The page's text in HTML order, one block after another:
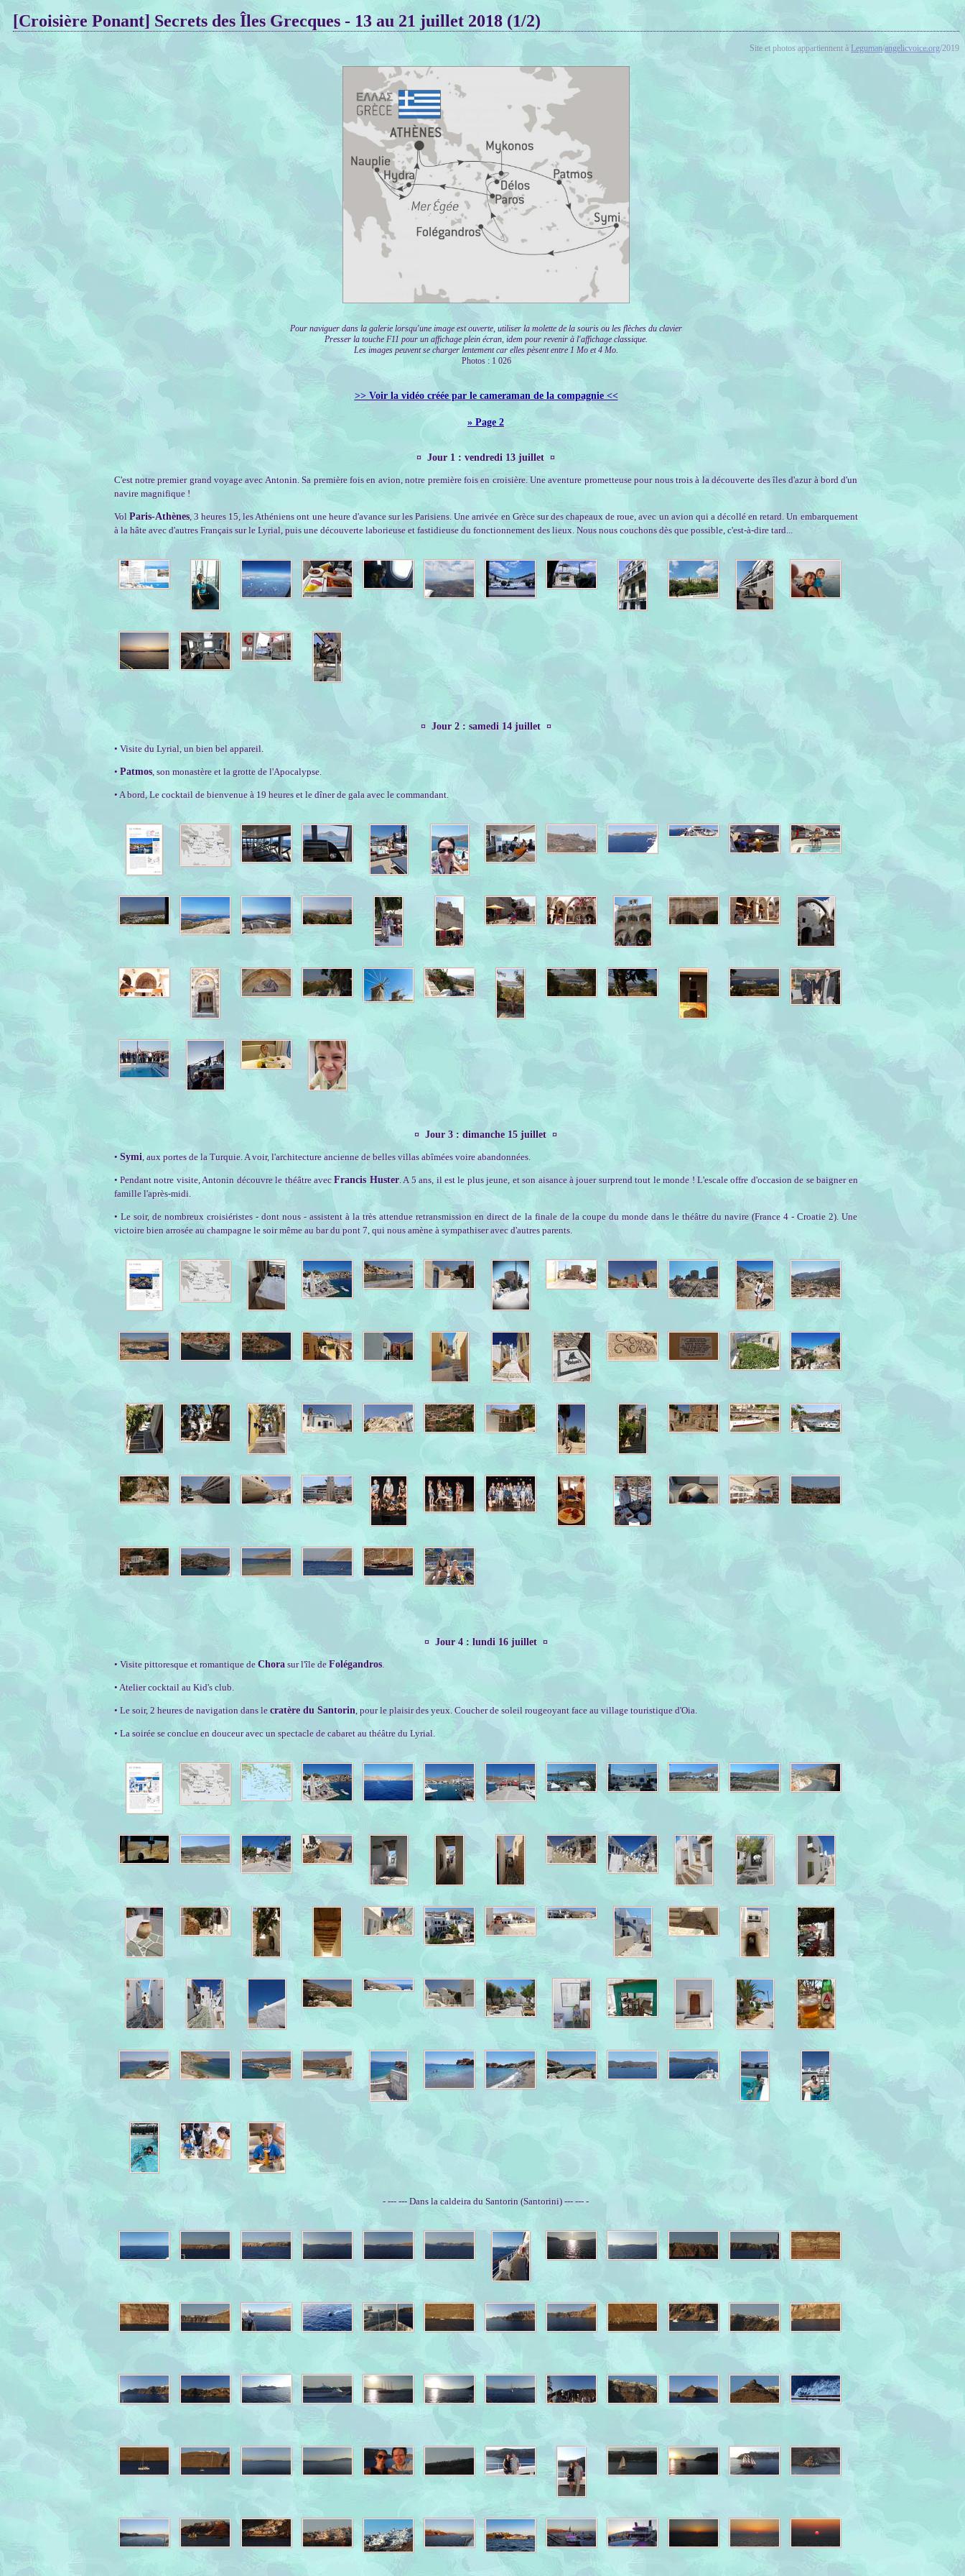
[Croisière Ponant] Secrets des Îles Grecques - 13 au 21 juillet 2018 (1/2)
Site et photos appartiennent à Leguman/angelicvoice.org/2019
Pour naviguer dans la galerie lorsqu'une image est ouverte, utiliser la molette de la souris ou les flèches du clavier
Presser la touche F11 pour un affichage plein écran, idem pour revenir à l'affichage classique.
Les images peuvent se charger lentement car elles pèsent entre 1 Mo et 4 Mo.
Photos : 1 026
>> Voir la vidéo créée par le cameraman de la compagnie <<
» Page 2
¤ Jour 1 : vendredi 13 juillet ¤
C'est notre premier grand voyage avec Antonin. Sa première fois en avion, notre première fois en croisière. Une aventure prometteuse pour nous trois à la découverte des îles d'azur à bord d'un
navire magnifique !
Vol Paris-Athènes, 3 heures 15, les Athéniens ont une heure d'avance sur les Parisiens. Une arrivée en Grèce sur des chapeaux de roue, avec un avion qui a décollé en retard. Un embarquement
à la hâte avec d'autres Français sur le Lyrial, puis une découverte laborieuse et fastidieuse du fonctionnement des lieux. Nous nous couchons dès que possible, c'est-à-dire tard...
¤ Jour 2 : samedi 14 juillet ¤
• Visite du Lyrial, un bien bel appareil.
• Patmos, son monastère et la grotte de l'Apocalypse.
• A bord, Le cocktail de bienvenue à 19 heures et le dîner de gala avec le commandant.
¤ Jour 3 : dimanche 15 juillet ¤
• Symi, aux portes de la Turquie. A voir, l'architecture ancienne de belles villas abîmées voire abandonnées.
• Pendant notre visite, Antonin découvre le théâtre avecFrancis Huster. A 5 ans, il est le plus jeune, et son aisance à jouer surprend tout le monde ! L'escale offre d'occasion de se baigner en
famille l'après-midi.
• Le soir, de nombreux croisiéristes - dont nous - assistent à la très attendue retransmission en direct de la finale de la coupe du monde dans le théâtre du navire (France 4 - Croatie 2). Une
victoire bien arrosée au champagne le soir même au bar du pont 7, qui nous amène à sympathiser avec d'autres parents.
¤ Jour 4 : lundi 16 juillet ¤
• Visite pittoresque et romantique de Chorasur l'île de Folégandros.
• Atelier cocktail au Kid's club.
• Le soir, 2 heures de navigation dans le cratère du Santorin, pour le plaisir des yeux. Coucher de soleil rougeoyant face au village touristique d'Oia.
• La soirée se conclue en douceur avec un spectacle de cabaret au théâtre du Lyrial.
- --- --- Dans la caldeira du Santorin (Santorini) --- --- -